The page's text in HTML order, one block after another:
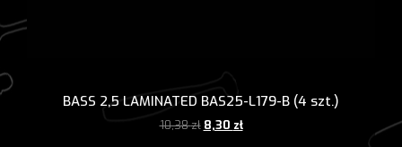
BASS 2,5 LAMINATED BAS25-L179-B (4 szt.)
10,38zł Pierwotna
8,30 złAktualna